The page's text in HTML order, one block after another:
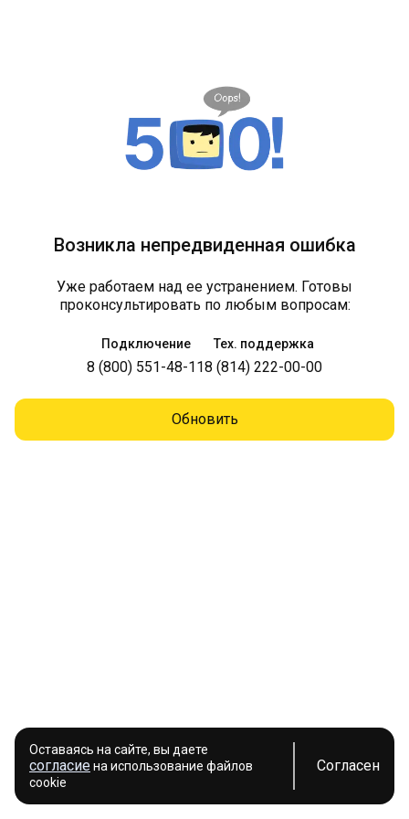
Возникла непредвиденная ошибка
Уже работаем над ее устранением. Готовы
проконсультировать по любым вопросам:
Подключение
8 (800) 551-48-11
Тех. поддержка
8 (814) 222-00-00
Обновить
Оставаясь на сайте, вы даете
согласиена использование файлов
cookie
Согласен